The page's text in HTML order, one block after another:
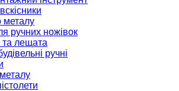
металу
ручних ножівок
лещата
ручні